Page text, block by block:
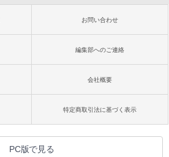
お問い合わせ
編集部へのご連絡
会社概要
特定商取引法に基づく表示
PC版で見る